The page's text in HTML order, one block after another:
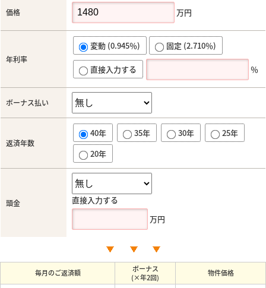
価格 万円
年利率
変動 (0.945％) 固定 (2.710％)
直接入力する ％
ボーナス払い
返済年数
40年 35年 30年
25年
20年
頭金
直接入力する
万円
毎月のご返済額
ボーナス
(×年2回)
物件価格